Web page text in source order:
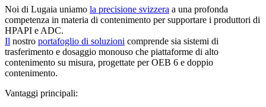
Noi di Lugaia uniamo la precisione svizzera a una profonda
competenza in materia di contenimento per supportare i produttori di
HPAPI e ADC.
Il nostro portafoglio di soluzioni comprende sia sistemi di
trasferimento e dosaggio monouso che piattaforme di alto
contenimento su misura, progettate per OEB 6 e doppio
contenimento.
Vantaggi principali: